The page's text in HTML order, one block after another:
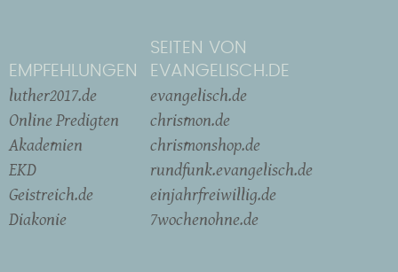
EMPFEHLUNGEN
luther2017.de
Online Predigten
Akademien
EKD
Geistreich.de
Diakonie
SEITEN VON
EVANGELISCH.DE
evangelisch.de
chrismon.de
chrismonshop.de
rundfunk.evangelisch.de
einjahrfreiwillig.de
7wochenohne.de